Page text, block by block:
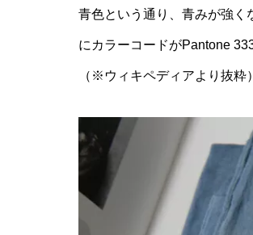
青色という通り、青みが強く
にカラーコードがPantone
（※ウィキペディアより抜粋）